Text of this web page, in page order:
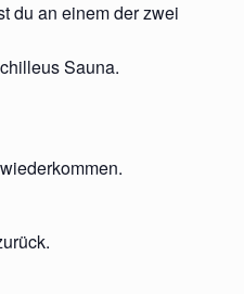
du an einem der zwei
Sauna.